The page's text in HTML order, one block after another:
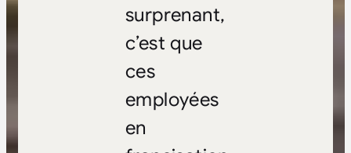
surprenant,
c’est que
ces
employées
en